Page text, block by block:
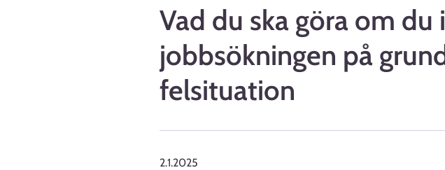
Vad du ska göra om
jobbsökningen på
felsituation
2.1.2025